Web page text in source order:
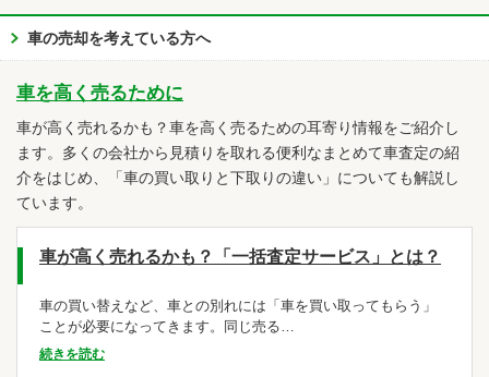
車の売却を考えている方へ
車を高く売るために
車が高く売れるかも？車を高く売るための耳寄り情報をご紹介し
ます。多くの会社から見積りを取れる便利なまとめて車査定の紹
介をはじめ、「車の買い取りと下取りの違い」についても解説し
ています。
車が高く売れるかも？「一括査定サービス」とは？
車の買い替えなど、車との別れには「車を買い取ってもらう」
ことが必要になってきます。同じ売る…
続きを読む